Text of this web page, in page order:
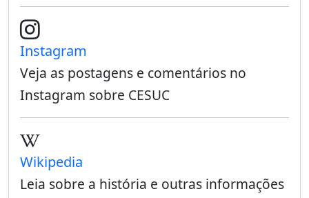
Instagram
Veja as postagens e comentários no
Instagram sobre CESUC
Wikipedia
Leia sobre a história e outras informações